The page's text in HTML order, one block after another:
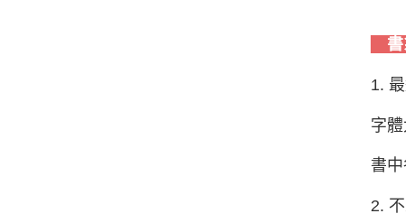
書
1.
字
書
2.